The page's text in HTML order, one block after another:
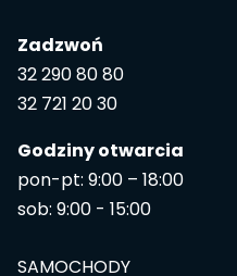
Zadzwoń
32 290 80 80
32 721 20 30
Godziny otwarcia
pon-pt: 9:00 – 18:00
sob: 9:00 - 15:00
SAMOCHODY